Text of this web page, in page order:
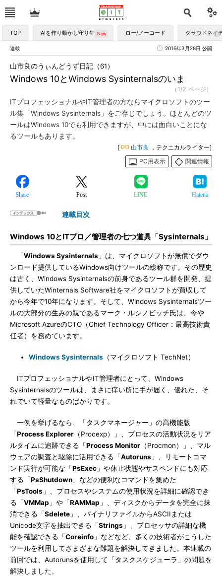
TOP AIを作り動かし守り生かす ロー/ノーコード クラウドネイ
連載 2016年3月28日 公開
Windows 10とWindows Sysinternalsのいま
山市良のうぃんどうず日記（61）
（1/2 ページ）
ITプロフェッショナルやIT管理者の方ならマイクロソフトのツー
ル集「Windows Sysinternals」をご存じでしょう。ほとんどのツ
ールはWindows 10でも利用できますが、中には面白いことにな
るツールもあります。
[ 山市良
，テクニカルライター]
PC用表示
関連情報
Share Post LINE Hatena
連載目次
Windows 10とITプロ／管理者の七つ道具「Sysinternals」
「Windows Sysinternals 」は、マイクロソフトが無償でダウ
ンロード提供しているWindows向けツールの総称です。その歴史
は古く、Windows Sysinternalsの前身であるツール群を開発、提
供していたWinternals Software社をマイクロソフトが買収して
から今年で10年になります。そして、Windows Sysinternalsツー
ルの大部分の生みの親であるマーク・ルシノビッチ氏は、今や
Microsoft AzureのCTO（Chief Technology Officer：最高技術責
任者）を務めています。
Windows Sysinternals （マイクロソフト TechNet）
ITプロフェッショナルやIT管理者にとって、Windows
Sysinternalsのツールは、まさに痒い所に手が届く、優れた、そ
れでいて軽量なものばかりです。
一例を挙げるなら、「タスクマネージャー」の高機能版
「Process Explorer （Procexp）」、プロセスの活動状況をリア
ルタイムに追跡できる「Process Monitor （Procmon）」、マル
ウェアの調査と駆除に活用できる「Autoruns 」、リモートコマ
ンド実行が可能な「PsExec 」や休止状態やサスペンドにも対応
する「PsShutdown 」などの便利なコマンドを集めた
「PsTools 」、プロセスやシステムの使用状況を詳細に確認でき
る「VMMap 」や「RAMMap 」、ディスクからデータを完全に抹
消できる「Sdelete 」、バイナリファイルからASCIIまたは
Unicode文字を抽出できる「Strings 」、プロセッサの詳細な機
能を確認できる「Coreinfo 」などなど、多くの技術者がこうした
ツールを利用してさまざまな難題を解決してきました。本連載の
前回では、Autorunsを使用して「タスクスケジューラ」の問題を
解決しました。